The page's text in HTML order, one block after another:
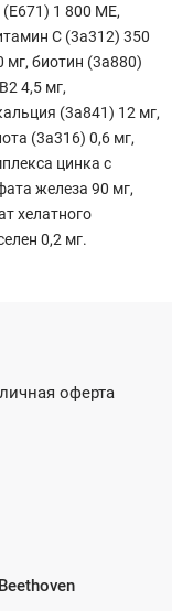
1 800 МЕ,
C (3a312) 350
мг, биотин (3a880)
4,5 мг,
(3a841) 12 мг,
(3a316) 0,6 мг,
цинка с
железа 90 мг,
хелатного
0,2 мг.
оферта